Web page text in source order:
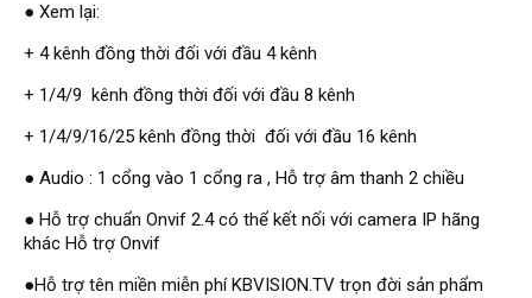
Thiết bị Enforcer
access control
Khóa điện tử VIRO
Khóa điện tử KBVISION
Access control Syris
Giải pháp
LẮP ĐẶT CAMERA TRỌN GÓI
BÁO ĐỘNG CHỐNG TRỘM
● Xem lại:
+ 4 kênh đồng thời đối với đầu 4 kênh
+ 1/4/9 kênh đồng thời đối với đầu 8 kênh
+ 1/4/9/16/25 kênh đồng thời đối với đầu 16 kênh
● Audio : 1 cổng vào 1 cổng ra , Hỗ trợ âm thanh 2 chiều
● Hỗ trợ chuẩn Onvif 2.4 có thể kết nối với camera IP hãng
khác Hỗ trợ Onvif
●Hỗ trợ tên miền miễn phí KBVISION.TV trọn đời sản phẩm